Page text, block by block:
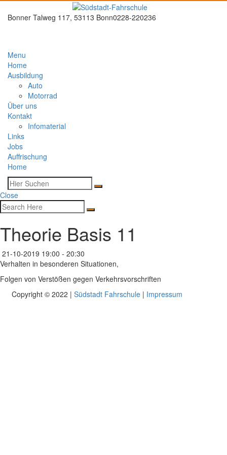
Bonner Talweg 117, 53113 Bonn0228-220236
Menu
Home
Ausbildung
Auto
Motorrad
Über uns
Kontakt
Infomaterial
Links
Jobs
Auffrischung
Home
Close
Theorie Basis 11
21-10-2019 19:00 - 20:30
Verhalten in besonderen Situationen,
Folgen von Verstößen gegen Verkehrsvorschriften
Copyright © 2022 | Südstadt Fahrschule | Impressum